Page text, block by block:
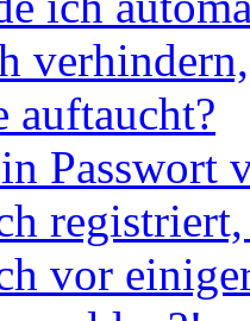
auftaucht?
Passwort
vor